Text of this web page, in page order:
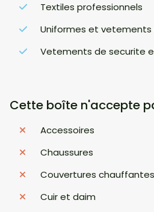
Textiles professionnels
Uniformes et vetements
Vetements de securite
Cette boîte n'accepte
Accessoires
Chaussures
Couvertures
Cuir et daim